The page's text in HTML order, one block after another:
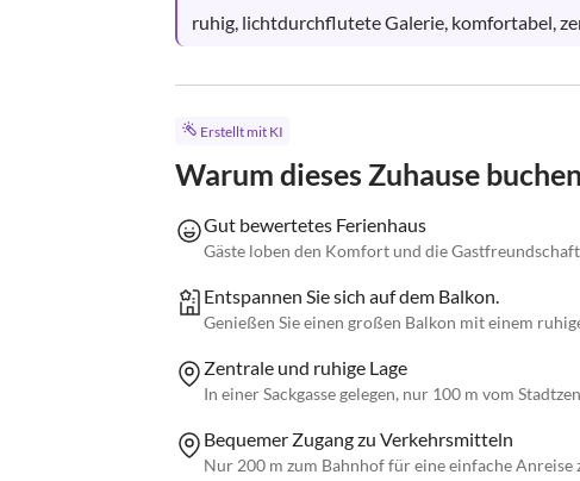
ruhig, lichtdurchflutete Galerie, komfortabel,
Erstellt mit KI
Warum dieses Zuhause
Gut bewertetes Ferienhaus
Gäste loben den Komfort und die
Entspannen Sie sich auf dem Balkon.
Genießen Sie einen großen Balkon mit einem
Zentrale und ruhige Lage
In einer Sackgasse gelegen, nur 100 m vom
Bequemer Zugang zu Verkehrsmitteln
Nur 200 m zum Bahnhof für eine einfache Anreise